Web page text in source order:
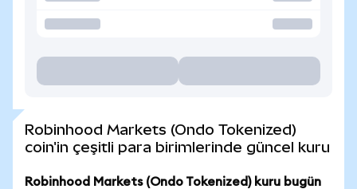
Robinhood Markets (Ondo Tokenized)
coin'in çeşitli para birimlerinde güncel kuru
Robinhood Markets (Ondo Tokenized) kuru bugün